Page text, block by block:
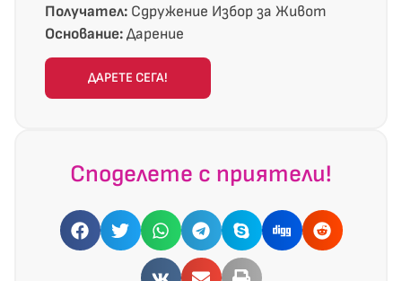
Получател: Сдружение Избор за Живот
Основание:Дарение
ДАРЕТЕ СЕГА!
Споделете с приятели!